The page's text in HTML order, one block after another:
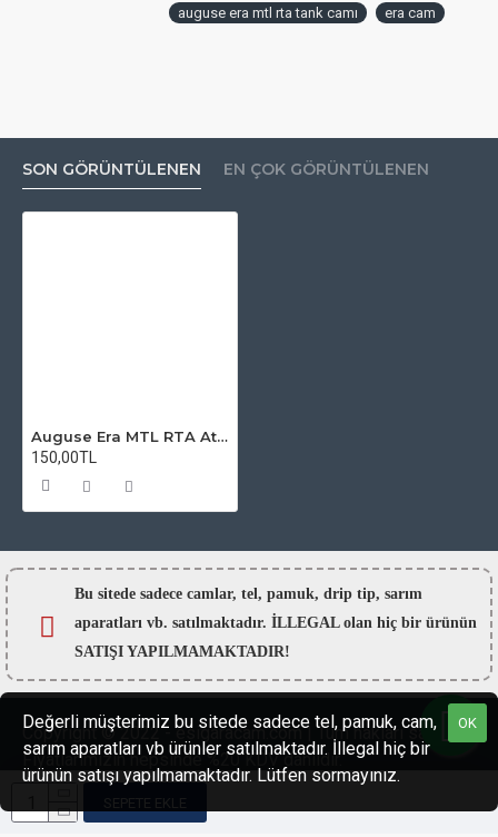
auguse era mtl rta tank camı
era cam
SON GÖRÜNTÜLENEN EN ÇOK GÖRÜNTÜLENEN
Auguse Era MTL RTA Atomizer Camı
150,00TL
Bu sitede sadece camlar, tel, pamuk, drip tip, sarım
aparatları vb. satılmaktadır. İLLEGAL olan hiç bir ürünün
SATIŞI YAPILMAMAKTADIR!
Copyright © 2022 - esigaracam.com | Tüm hakları saklıdır.
Fiyatlarımızın hepsinde %20 KDV dahildir.
OK
Değerli müşterimiz bu sitede sadece tel, pamuk, cam,
sarım aparatları vb ürünler satılmaktadır. İllegal hiç bir
ürünün satışı yapılmamaktadır. Lütfen sormayınız.